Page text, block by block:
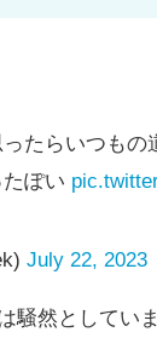
たらいつも
ぽい
July 22, 2023
騒然としていま